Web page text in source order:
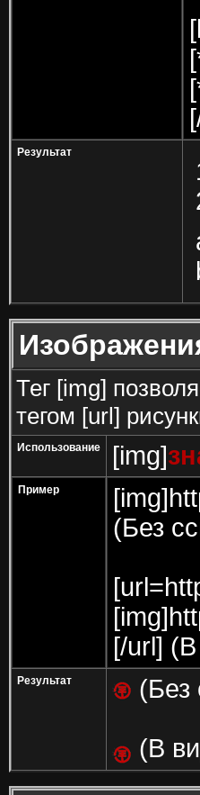
Результат
Тег [img]
тегом [url]
Использование [img]
Пример
(Без
[/url]
Результат (Без
(В